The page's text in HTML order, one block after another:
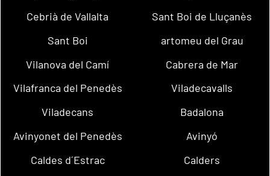
Cebrià de Vallalta
Sant Boi de Lluçanès
Sant Boi
artomeu del Grau
Vilanova del Camí
Cabrera de Mar
Vilafranca del Penedès
Viladecavalls
Viladecans
Badalona
Avinyonet del Penedès
Avinyó
Caldes d´Estrac
Calders